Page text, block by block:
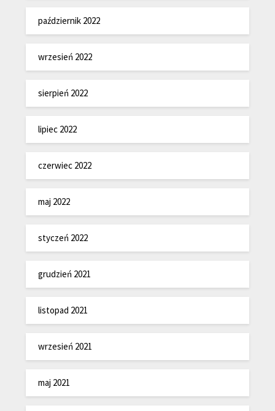
październik 2022
wrzesień 2022
sierpień 2022
lipiec 2022
czerwiec 2022
maj 2022
styczeń 2022
grudzień 2021
listopad 2021
wrzesień 2021
maj 2021